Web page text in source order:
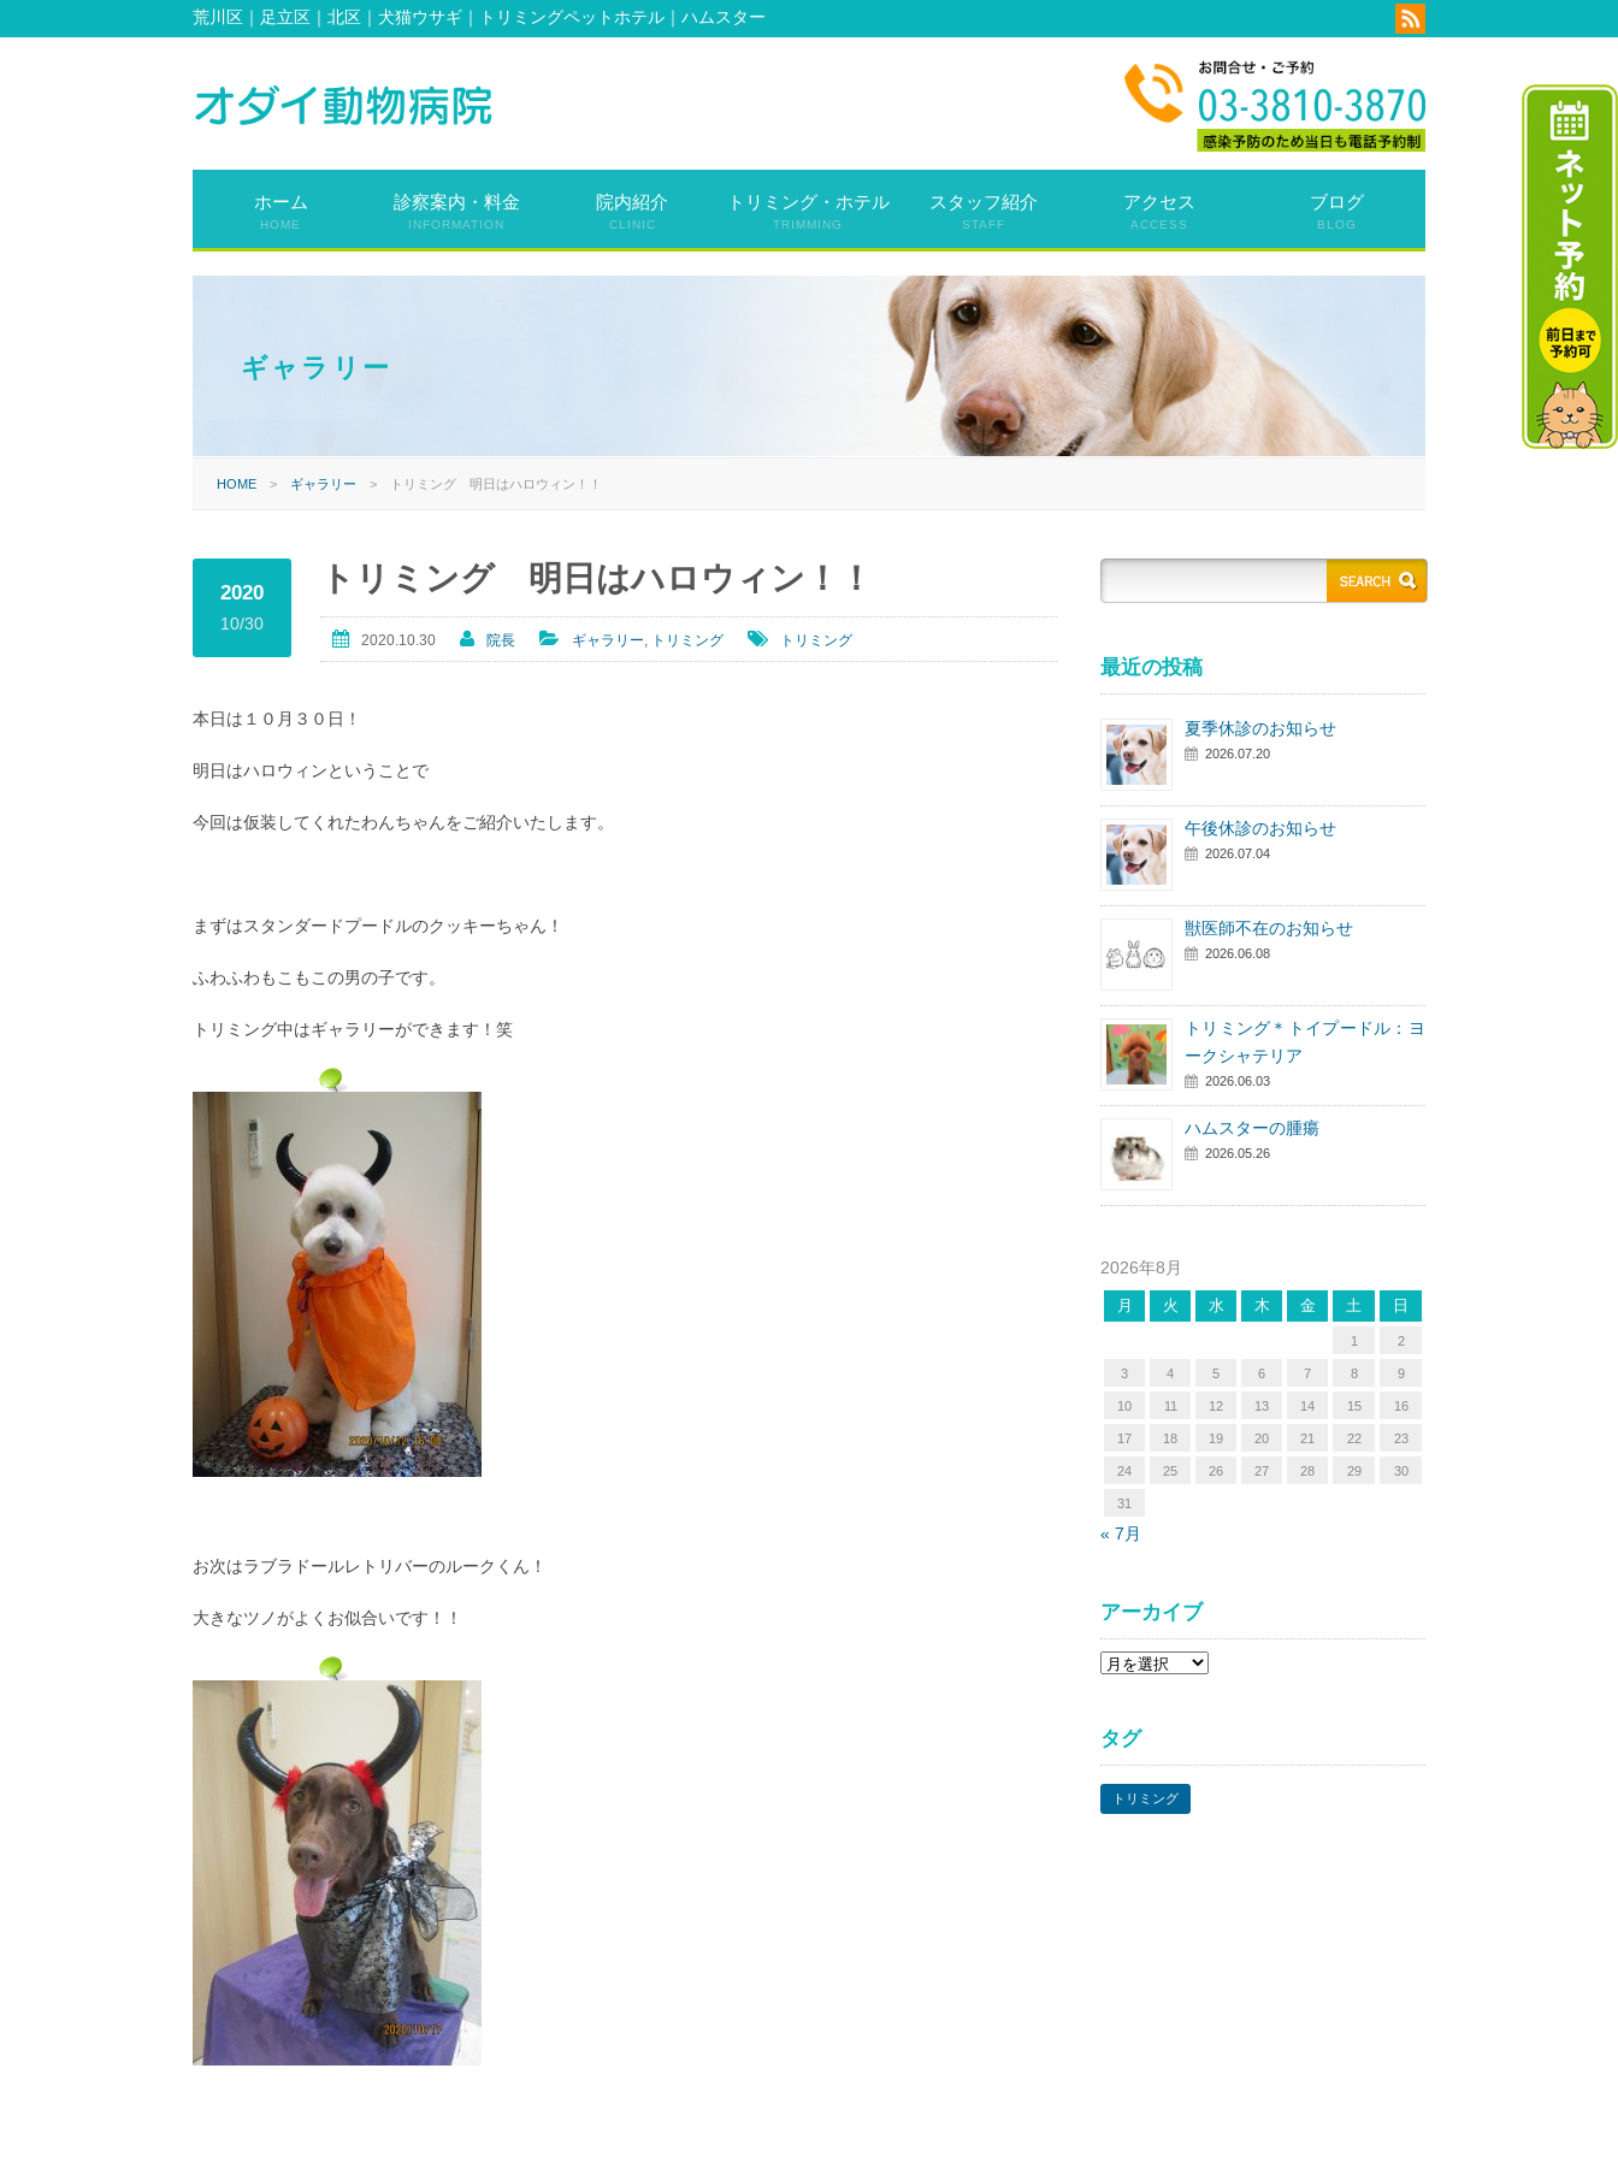
荒川区｜足立区｜北区｜犬猫ウサギ｜トリミングペットホテル｜ハムスター
ホーム
HOME
診察案内・料金
INFORMATION
院内紹介
CLINIC
トリミング・ホテル
TRIMMING
スタッフ紹介
STAFF
アクセス
ACCESS
ブログ
BLOG
ギャラリー
HOME > ギャラリー > トリミング 明日はハロウィン！！
2020
10/30
トリミング 明日はハロウィン！！
2020.10.30 院長 ギャラリー トリミング トリミング
本日は１０月３０日！
明日はハロウィンということで
今回は仮装してくれたわんちゃんをご紹介いたします。
まずはスタンダードプードルのクッキーちゃん！
ふわふわもこもこの男の子です。
トリミング中はギャラリーができます！笑
お次はラブラドールレトリバーのルークくん！
大きなツノがよくお似合いです！！
最近の投稿
夏季休診のお知らせ
2026.07.20
午後休診のお知らせ
2026.07.04
獣医師不在のお知らせ
2026.06.08
トリミング＊トイプードル：ヨ
ークシャテリア
2026.06.03
ハムスターの腫瘍
2026.05.26
2026年8月
月 火 水 木 金 土 日
1 2
3 4 5 6 7 8 9
10 11 12 13 14 15 16
17 18 19 20 21 22 23
24 25 26 27 28 29 30
31
« 7月
アーカイブ
ア
イ
タグ
トリミング